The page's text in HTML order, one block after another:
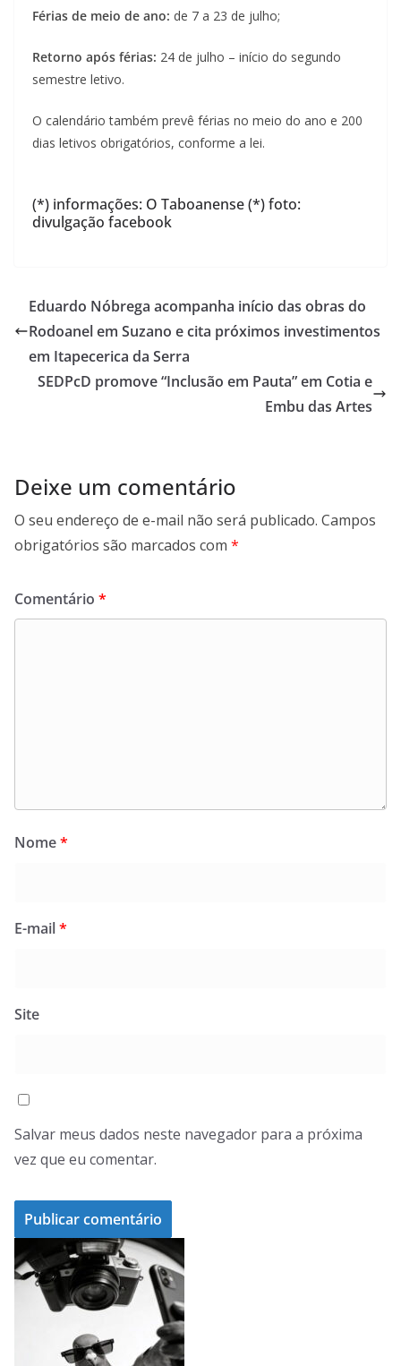
Férias de meio de ano: de 7 a 23 de julho;
Retorno após férias: 24 de julho – início do segundo
semestre letivo.
O calendário também prevê férias no meio do ano e 200
dias letivos obrigatórios, conforme a lei.
(*) informações: O Taboanense (*) foto:
divulgação facebook
Eduardo Nóbrega acompanha início das obras do
Rodoanel em Suzano e cita próximos investimentos
em Itapecerica da Serra
SEDPcD promove “Inclusão em Pauta” em Cotia e
Embu das Artes
Deixe um comentário
O seu endereço de e-mail não será publicado. Campos
obrigatórios são marcados com *
Comentário *
Nome*
E-mail*
Site
Salvar meus dados neste navegador para a próxima
vez que eu comentar.